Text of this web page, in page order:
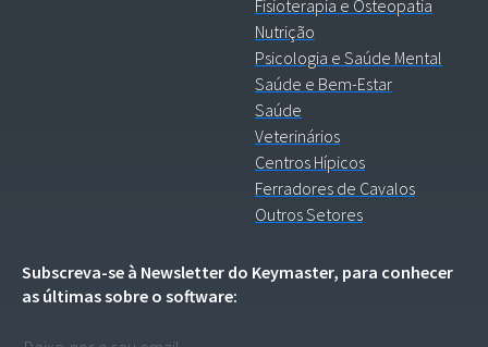
Fisioterapia e Osteopatia
Nutrição
Psicologia e Saúde Mental
Saúde e Bem-Estar
Saúde
Veterinários
Centros Hípicos
Ferradores de Cavalos
Outros Setores
Subscreva-se à Newsletter do Keymaster, para conhecer
as últimas sobre o software: